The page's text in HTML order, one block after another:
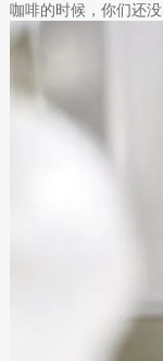
咖啡的时候，你们还没